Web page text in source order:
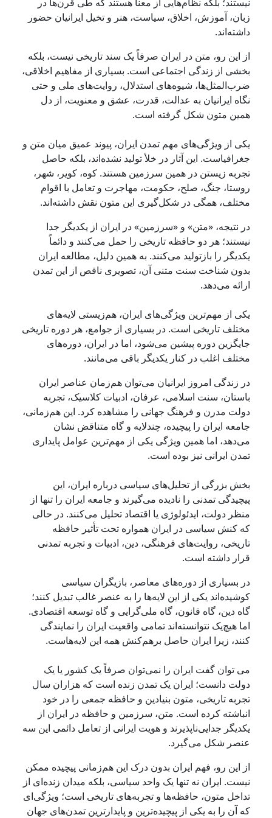
زبان، آموزش، اخلاق، سیاست، هنر و تخیل ایرانیان حضور
داشته‌اند.
از این رو، متن در ایران صرفاً یک سند تاریخی نیست، بلکه
بخشی از زندگی اجتماعی است. بسیاری از مفاهیم اخلاقی،
ضرب‌المثل‌ها، شیوه‌های استدلال، روایت‌های ملی و حتی
نگاه ایرانیان به عدالت، قدرت، عشق و معنویت، از دل
همین متون شکل گرفته است.
یکی از ویژگی‌های مهم تمدن ایران، پیوند عمیق میان متن و
جغرافیاست. این آثار در خلأ تولید نشده‌اند، بلکه حاصل
تجربه زیستن در همین سرزمین هستند. کوه، کویر، شهر،
روستا، جنگ، صلح، حکومت، مهاجرت و تعامل با اقوام
مختلف، همگی در شکل‌گیری این متون نقش داشته‌اند.
در نتیجه، «متن» و «سرزمین» در ایران از یکدیگر جدا
نیستند؛ هر دو حافظه تاریخی را حمل می‌کنند و دائماً
یکدیگر را بازتولید می‌کنند. به همین دلیل، مطالعه ایران
بدون شناخت سنت متنی آن، تصویری ناقص از این تمدن
ارائه می‌دهد.
یکی از مهم‌ترین ویژگی‌های ایران، هم‌زیستی لایه‌های
مختلف تاریخی است. در بسیاری از جوامع، هر دوره تاریخی
جایگزین دوره پیشین می‌شود، اما در ایران، دوره‌های
مختلف اغلب در کنار یکدیگر باقی می‌مانند.
در زندگی امروز ایرانیان می‌توان هم‌زمان عناصر ایران
باستان، سنت اسلامی، عرفان، ادبیات کلاسیک، تجربه
دولت مدرن و فرهنگ جهانی را مشاهده کرد. این هم‌زمانی،
جامعه ایران را پیچیده، چندلایه و گاه متناقض نشان
می‌دهد، اما همین ویژگی یکی از مهم‌ترین عوامل پایداری
تمدن ایرانی نیز بوده است.
بخش بزرگی از تحلیل‌های سیاسی درباره ایران، این
پیچیدگی تمدنی را نادیده می‌گیرند و جامعه ایران را تنها از
منظر دولت، ایدئولوژی یا اقتصاد تحلیل می‌کنند. در حالی
که کنش سیاسی در ایران همواره تحت تأثیر حافظه
تاریخی، روایت‌های فرهنگی، دین، ادبیات و تجربه تمدنی
قرار داشته است.
در بسیاری از دوره‌های معاصر، بازیگران سیاسی
کوشیده‌اند یکی از این لایه‌ها را به عنصر غالب تبدیل کنند؛
گاه دین، گاه قانون، گاه ملی‌گرایی و گاه توسعه اقتصادی.
اما هیچ‌یک نتوانسته‌اند تمامی واقعیت ایران را نمایندگی
کنند، زیرا ایران حاصل برهم‌کنش همه این لایه‌هاست.
می توان گفت ایران را نمی‌توان صرفاً یک کشور یا یک
دولت دانست؛ ایران یک تمدن زنده است که هزاران سال
تجربه تاریخی، متون بنیادین و حافظه جمعی را در خود
انباشته کرده است. متن، سرزمین و حافظه در ایران از
یکدیگر جدایی‌ناپذیرند و هویت ایرانی از تعامل دائمی این سه
عنصر شکل می‌گیرد.
از این رو، فهم ایران بدون درک این هم‌زمانی پیچیده ممکن
نیست. ایران نه تنها یک واحد سیاسی، بلکه میدان زنده‌ای از
تداخل متون، حافظه‌ها و تجربه‌های تاریخی است؛ ویژگی‌ای
که آن را به یکی از پیچیده‌ترین و پایدارترین تمدن‌های جهان